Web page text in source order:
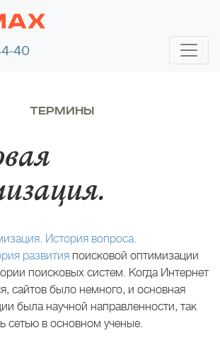
40
ТЕРМИНЫ
История вопроса.
развития поисковой оптимизации
поисковых систем. Когда Интернет
сайтов было немного, и основная
была научной направленности, так
сетью в основном ученые.